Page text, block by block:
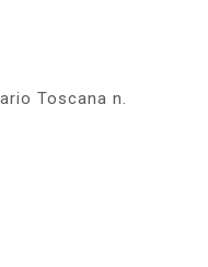
Toscana n.